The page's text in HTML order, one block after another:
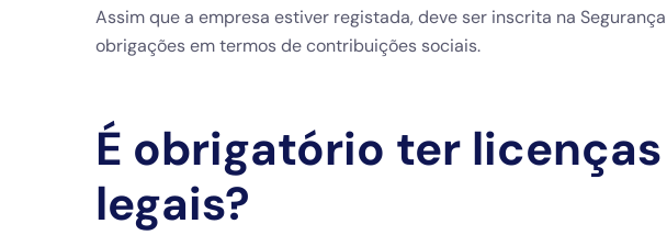
Assim que a empresa estiver registada, deve ser inscrita na
obrigações em termos de contribuições sociais.
É obrigatório ter
legais?